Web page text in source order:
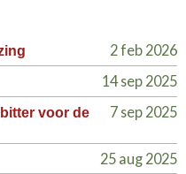
2 feb 2026
14 sep 2025
voor de
7 sep 2025
25 aug 2025